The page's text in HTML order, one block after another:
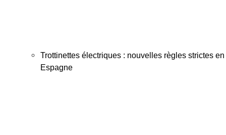
Trottinettes électriques : nouvelles règles strictes en
Espagne